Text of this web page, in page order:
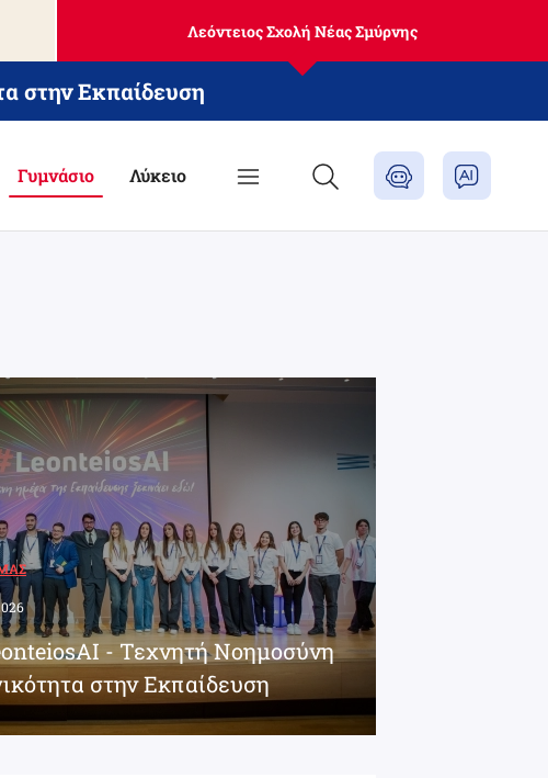
Λεόντειος Σχολή Νέας Σμύρνης
στην Εκπαίδευση
Γυμνάσιο Λύκειο
- Τεχνητή Νοημοσύνη
στην Εκπαίδευση